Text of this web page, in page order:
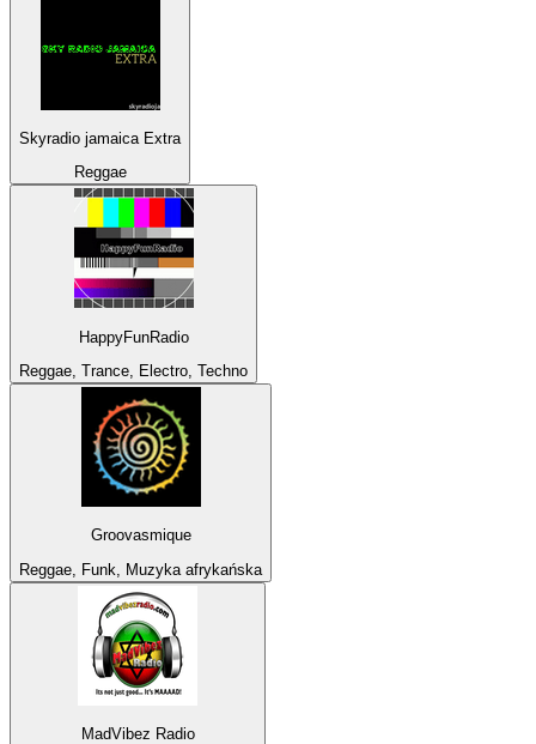
Skyradio jamaica Extra
Reggae
HappyFunRadio
Reggae, Trance, Electro, Techno
Groovasmique
Reggae, Funk, Muzyka afrykańska
MadVibez Radio